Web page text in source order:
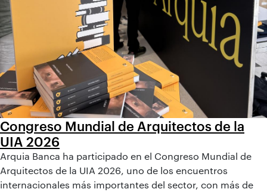
Congreso Mundial de Arquitectos de la
UIA 2026
Arquia Banca ha participado en el Congreso Mundial de
Arquitectos de la UIA 2026, uno de los encuentros
internacionales más importantes del sector, con más de